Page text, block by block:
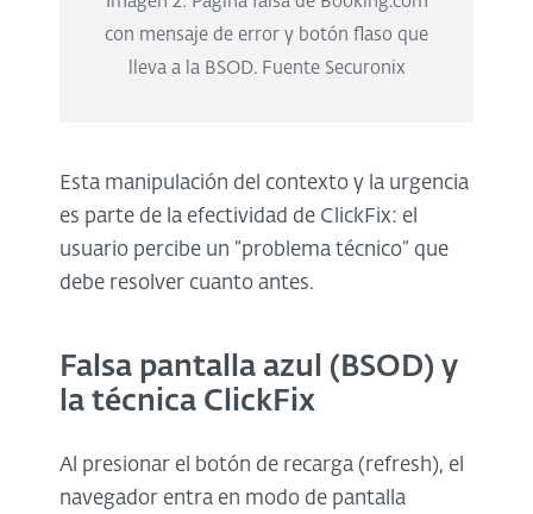
con mensaje de error y botón flaso que
lleva a la BSOD. Fuente Securonix
Esta manipulación del contexto y la urgencia
es parte de la efectividad de ClickFix: el
usuario percibe un “problema técnico” que
debe resolver cuanto antes.
Falsa pantalla azul (BSOD) y
la técnica ClickFix
Al presionar el botón de recarga (refresh), el
navegador entra en modo de pantalla